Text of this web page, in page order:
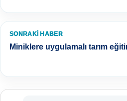
SONRAKI HABER
Miniklere uygulamalı tarım